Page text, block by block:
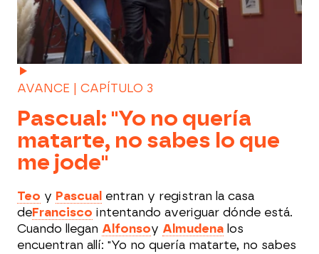
AVANCE | CAPÍTULO 3
Pascual: "Yo no quería
matarte, no sabes lo que
me jode"
Teo y Pascual entran y registran la casa
deFrancisco intentando averiguar dónde está.
Cuando llegan Alfonsoy Almudena los
encuentran allí: "Yo no quería matarte, no sabes